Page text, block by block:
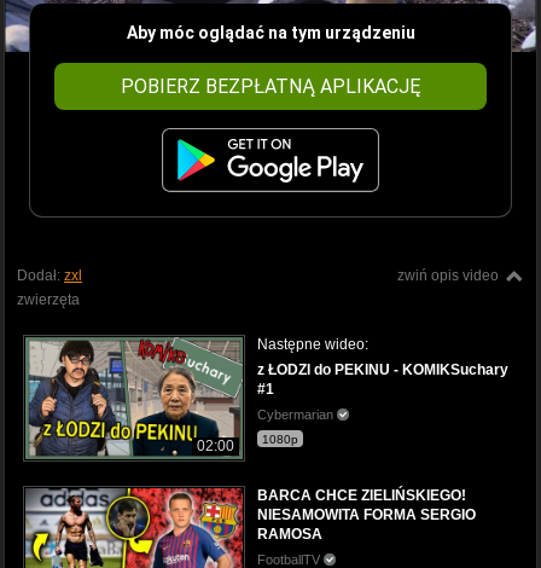
Aby móc oglądać na tym urządzeniu
POBIERZ BEZPŁATNĄ APLIKACJĘ
zwiń opis video
Dodał: zxl
zwierzęta
02:00
Następne wideo:
z ŁODZI do PEKINU - KOMIKSuchary
#1
Cybermarian
1080p
BARCA CHCE ZIELIŃSKIEGO!
NIESAMOWITA FORMA SERGIO
RAMOSA
FootballTV